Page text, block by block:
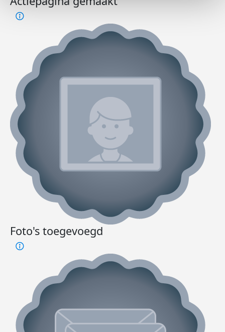
Foto's toegevoegd